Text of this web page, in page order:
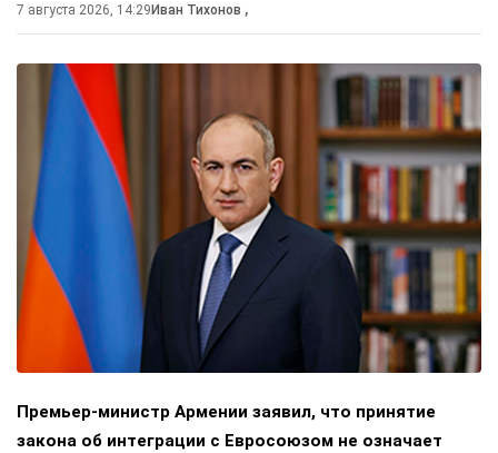
7 августа 2026, 14:29Иван Тихонов ,
Премьер-министр Армении заявил, что принятие
закона об интеграции с Евросоюзом не означает